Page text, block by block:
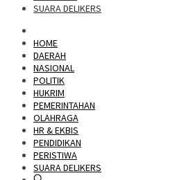
SUARA DELIKERS
HOME
DAERAH
NASIONAL
POLITIK
HUKRIM
PEMERINTAHAN
OLAHRAGA
HR & EKBIS
PENDIDIKAN
PERISTIWA
SUARA DELIKERS